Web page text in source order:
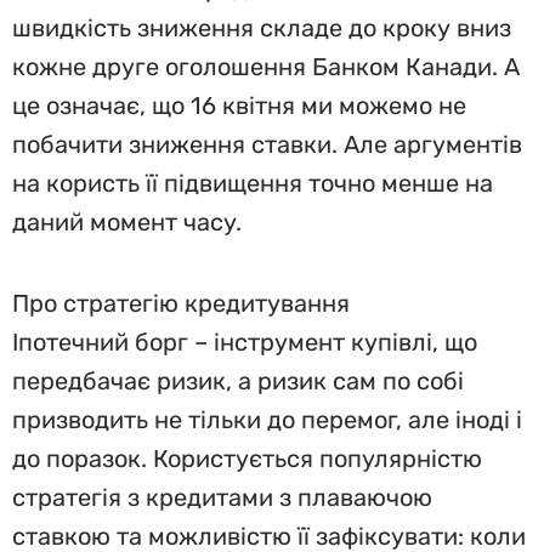
швидкість зниження складе до кроку вниз
кожне друге оголошення Банком Канади. А
це означає, що 16 квітня ми можемо не
побачити зниження ставки. Але аргументів
на користь її підвищення точно менше на
даний момент часу.
Про стратегію кредитування
Іпотечний борг – інструмент купівлі, що
передбачає ризик, а ризик сам по собі
призводить не тільки до перемог, але іноді і
до поразок. Користується популярністю
стратегія з кредитами з плаваючою
ставкою та можливістю її зафіксувати: коли